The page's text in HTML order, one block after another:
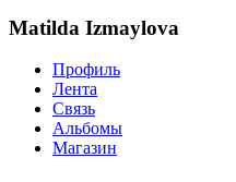
Matilda Izmaylova
Профиль
Лента
Связь
Альбомы
Магазин